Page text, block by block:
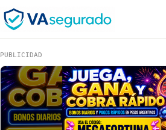
PUBLICIDAD